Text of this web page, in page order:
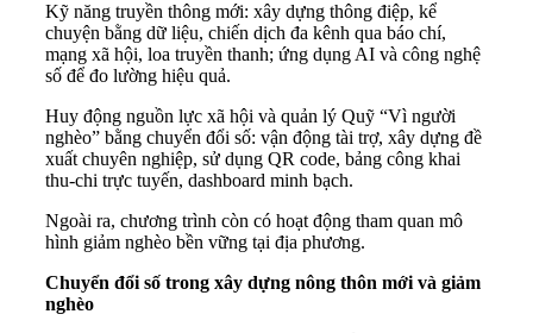
Kỹ năng truyền thông mới: xây dựng thông điệp, kể
chuyện bằng dữ liệu, chiến dịch đa kênh qua báo chí,
mạng xã hội, loa truyền thanh; ứng dụng AI và công nghệ
số để đo lường hiệu quả.
Huy động nguồn lực xã hội và quản lý Quỹ “Vì người
nghèo” bằng chuyển đổi số: vận động tài trợ, xây dựng đề
xuất chuyên nghiệp, sử dụng QR code, bảng công khai
thu-chi trực tuyến, dashboard minh bạch.
Ngoài ra, chương trình còn có hoạt động tham quan mô
hình giảm nghèo bền vững tại địa phương.
Chuyển đổi số trong xây dựng nông thôn mới và giảm
nghèo